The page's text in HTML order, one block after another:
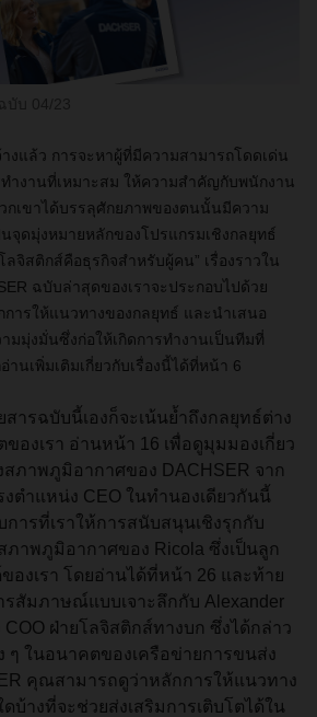
งแล้ว การจะหาผู้ที่มีความสามารถโดดเด่น
ำงานที่เหมาะสม ให้ความสำคัญกับพนักงาน
กเขาได้บรรลุศักยภาพของตนนั้นมีความ
จุดมุ่งหมายหลักของโปรแกรมเชิงกลยุทธ์
ลจิสติกส์คือธุรกิจสำหรับผู้คน” เรื่องราวใน
ฉบับล่าสุดของเราจะประกอบไปด้วย
การให้แนวทางของกลยุทธ์ และนำเสนอ
มมุ่งมั่นซึ่งก่อให้เกิดการทำงานเป็นทีมที่
านเพิ่มเติมเกี่ยวกับเรื่องนี้ได้ที่หน้า 6
ารฉบับนี้เองก็จะเน้นย้ำถึงกลยุทธ์ต่าง
องเรา อ่านหน้า 16 เพื่อดูมุมมองเกี่ยว
ภาพภูมิอากาศของ DACHSER จาก
งตำแหน่ง CEO ในทำนองเดียวกันนี้
การที่เราให้การสนับสนุนเชิงรุกกับ
ภาพภูมิอากาศของ Ricola ซึ่งเป็นลูก
องเรา โดยอ่านได้ที่หน้า 26 และท้าย
รสัมภาษณ์แบบเจาะลึกกับ Alexander
COO ฝ่ายโลจิสติกส์ทางบก ซึ่งได้กล่าว
ๆ ในอนาคตของเครือข่ายการขนส่ง
คุณสามารถดูว่าหลักการให้แนวทาง
บ้างที่จะช่วยส่งเสริมการเติบโตได้ใน